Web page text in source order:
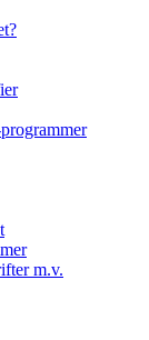
m.v.